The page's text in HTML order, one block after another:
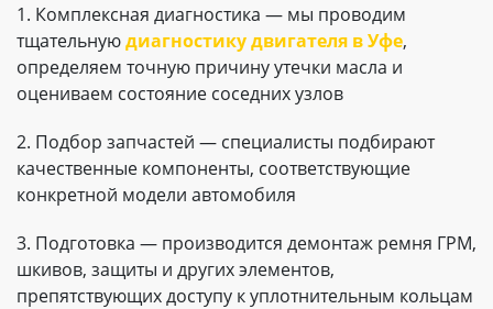
1. Комплексная диагностика — мы проводим
тщательнуюдиагностику двигателя в Уфе,
определяем точную причину утечки масла и
оцениваем состояние соседних узлов
2. Подбор запчастей — специалисты подбирают
качественные компоненты, соответствующие
конкретной модели автомобиля
3. Подготовка — производится демонтаж ремня ГРМ,
шкивов, защиты и других элементов,
препятствующих доступу к уплотнительным кольцам